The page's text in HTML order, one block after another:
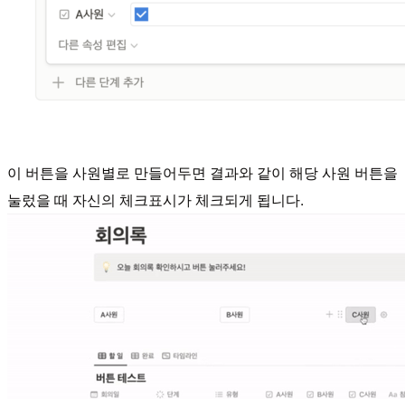
이 버튼을 사원별로 만들어두면 결과와 같이 해당 사원 버튼을
눌렀을 때 자신의 체크표시가 체크되게 됩니다.